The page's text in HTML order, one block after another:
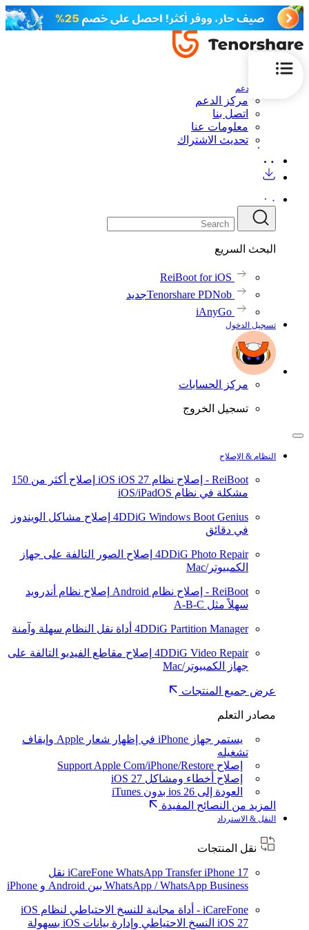
الدعم
مركز الدعم
اتصل بنا
معلومات عنا
تحديث الاشتراك
البحث السريع
ReiBoot for iOS
Tenorshare PDNobجديد
iAnyGo
تسجيل الدخول
مركز الحسابات
تسجيل الخروج
النظام & الإصلاح
ReiBoot - إصلاح نظام iOS iOS 27
إصلاح أكثر من 150
مشكلة في نظام iOS/iPadOS
4DDiG Windows Boot Genius إصلاح مشاكل الويندوز
في دقائق
4DDiG Photo Repair إصلاح الصور التالفة على جهاز
الكمبيوتر/Mac
ReiBoot - إصلاح نظام Android
إصلاح نظام أندرويد
سهلاً مثل A-B-C
4DDiG Partition Manager أداة نقل النظام سهلة وآمنة
4DDiG Video Repair إصلاح مقاطع الفيديو التالفة على
جهاز الكمبيوتر/Mac
عرض جميع المنتجات
مصادر التعلم
يستمر جهاز iPhone في إظهار شعار Apple وإيقاف
تشغيله
إصلاح Support Apple Com/iPhone/Restore
إصلاح أخطاء ومشاكل iOS 27
العودة إلى ios 26 بدون iTunes
المزيد من النصائح المفيدة
النقل & الاسترداد
نقل المنتجات
iCareFone WhatsApp TransferiPhone 17
نقل
WhatsApp / WhatsApp Business بين Android و iPhone
iCareFone - أداة مجانية للنسخ الاحتياطي لنظام iOS
iOS 27 النسخ الاحتياطي وإدارة بيانات iOS بسهولة